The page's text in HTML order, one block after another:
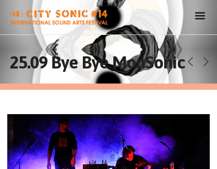
25.09 Bye Bye MonSonic